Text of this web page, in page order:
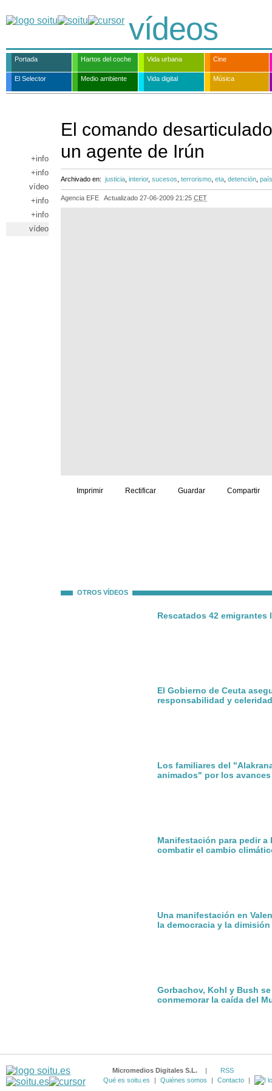
vídeos
Portada Hartos del coche Vida urbana Cine
El Selector Medio ambiente Vida digital Música
+info
+info
vídeo
+info
+info
vídeo
El comando
un agente de Irún
Archivado en: justicia interior, sucesos terrorismo eta detención
Agencia EFE Actualizado 27-06-2009 21:25 CET
Imprimir Rectificar Guardar Compartir
OTROS VÍDEOS
Rescatados 42
El Gobierno de Ceuta
responsabilidad y celeridad
Los familiares del
animados" por los
Manifestación para pedir
combatir el cambio
Una manifestación en
la democracia y la dimisión
Gorbachov, Kohl y Bush
conmemorar la caída del
Micromedios Digitales S.L. |
RSS
Qué es soitu.es
| Quiénes somos | Contacto |